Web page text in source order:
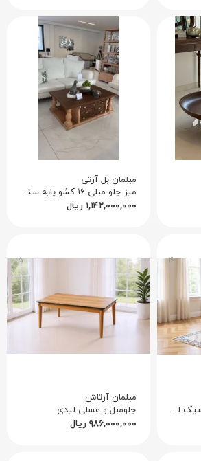
مبلمان بل آرتی
میز جلو مبلی ۱۶ کشو پایه ستونی
۱,۱۴۲,۰۰۰,۰۰۰ ریال
۴
جلومبل و عسلی نئوکلاسیک لونا
۵
مبلمان آرتاش
جلومبل و عسلی لیدی
۹۸۶,۰۰۰,۰۰۰ ریال